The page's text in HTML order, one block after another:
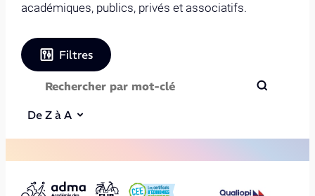
académiques, publics, privés et associatifs.
Filtres
De Z à A